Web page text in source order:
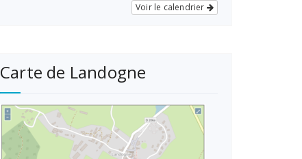
Voir le calendrier
Carte de Landogne